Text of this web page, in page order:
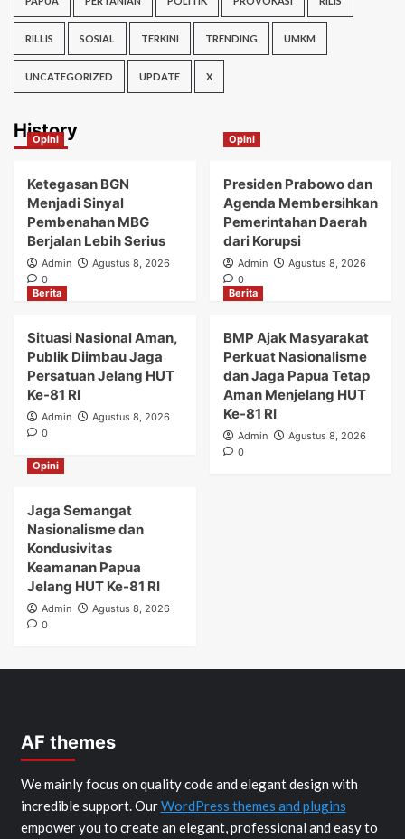
RILLIS SOSIAL TERKINI TRENDING UMKM
UNCATEGORIZED UPDATE X
History
Opini
Ketegasan BGN
Menjadi Sinyal
Pembenahan MBG
Berjalan Lebih Serius
Admin
Agustus 8, 2026
0
Opini
Presiden Prabowo dan
Agenda Membersihkan
Pemerintahan Daerah
dari Korupsi
Admin
Agustus 8, 2026
0
Berita
Situasi Nasional Aman,
Publik Diimbau Jaga
Persatuan Jelang HUT
Ke-81 RI
Admin
Agustus 8, 2026
0
Berita
BMP Ajak Masyarakat
Perkuat Nasionalisme
dan Jaga Papua Tetap
Aman Menjelang HUT
Ke-81 RI
Admin
Agustus 8, 2026
0
Opini
Jaga Semangat
Nasionalisme dan
Kondusivitas
Keamanan Papua
Jelang HUT Ke-81 RI
Admin
Agustus 8, 2026
0
AF themes
We mainly focus on quality code and elegant design with
incredible support. OurWordPress themes and plugins
empower you to create an elegant, professional and easy to